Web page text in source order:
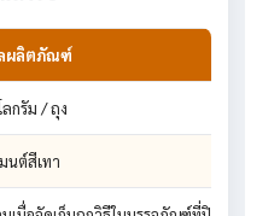
ผลิตภัณฑ์
ลกรัม / ถุง
นต์สีเทา